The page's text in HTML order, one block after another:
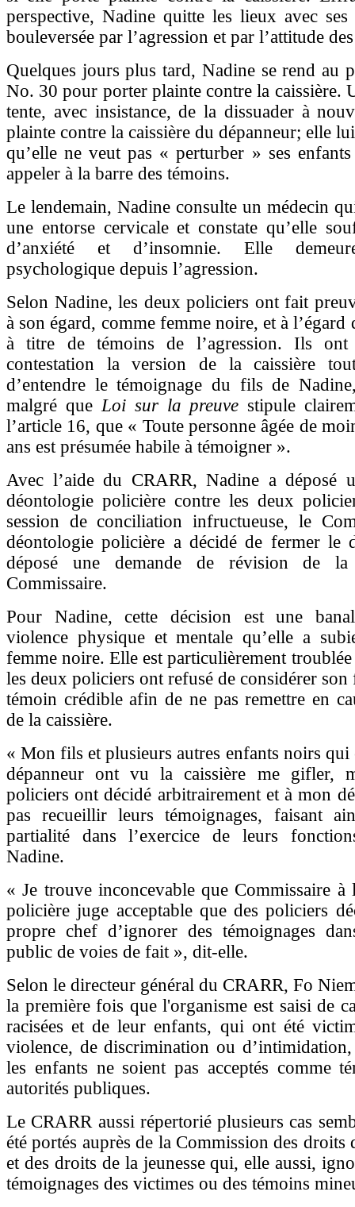
perspective, Nadine quitte les lieux avec ses
bouleversée par l’agression et par l’attitude
Quelques jours plus tard, Nadine se rend au
No. 30 pour porter plainte contre la caissière.
tente, avec insistance, de la dissuader à
plainte contre la caissière du dépanneur; elle
qu’elle ne veut pas « perturber » ses
appeler à la barre des témoins.
Le lendemain, Nadine consulte un médecin
une entorse cervicale et constate qu’elle
d’anxiété et d’insomnie. Elle
psychologique depuis l’agression.
Selon Nadine, les deux policiers ont fait
à son égard, comme femme noire, et à l’égard
à titre de témoins de l’agression. Ils ont
contestation la version de la caissière
d’entendre le témoignage du fils de
malgré que Loi sur la preuve stipule
l’article 16, que « Toute personne âgée de
ans est présumée habile à témoigner ».
Avec l’aide du CRARR, Nadine a déposé
déontologie policière contre les deux
session de conciliation infructueuse, le
déontologie policière a décidé de fermer le
déposé une demande de révision de
Commissaire.
Pour Nadine, cette décision est une
violence physique et mentale qu’elle a
femme noire. Elle est particulièrement
les deux policiers ont refusé de considérer
témoin crédible afin de ne pas remettre en
de la caissière.
« Mon fils et plusieurs autres enfants noirs qui
dépanneur ont vu la caissière me gifler,
policiers ont décidé arbitrairement et à mon
pas recueillir leurs témoignages, faisant
partialité dans l’exercice de leurs
Nadine.
« Je trouve inconcevable que Commissaire à
policière juge acceptable que des policiers
propre chef d’ignorer des témoignages
public de voies de fait », dit-elle.
Selon le directeur général du CRARR, Fo
la première fois que l'organisme est saisi de
racisées et de leur enfants, qui ont été
violence, de discrimination ou d’intimidation,
les enfants ne soient pas acceptés comme
autorités publiques.
Le CRARR aussi répertorié plusieurs cas
été portés auprès de la Commission des droits
et des droits de la jeunesse qui, elle aussi,
témoignages des victimes ou des témoins